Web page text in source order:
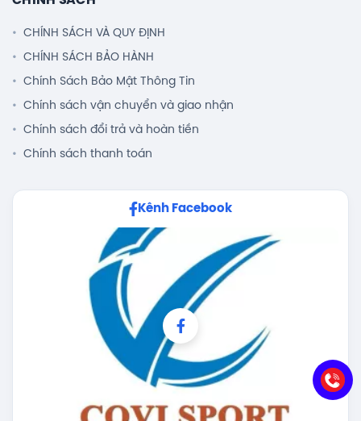
CHÍNH SÁCH VÀ QUY ĐỊNH
CHÍNH SÁCH BẢO HÀNH
Chính Sách Bảo Mật Thông Tin
Chính sách vận chuyển và giao nhận
Chính sách đổi trả và hoàn tiền
Chính sách thanh toán
Kênh Facebook